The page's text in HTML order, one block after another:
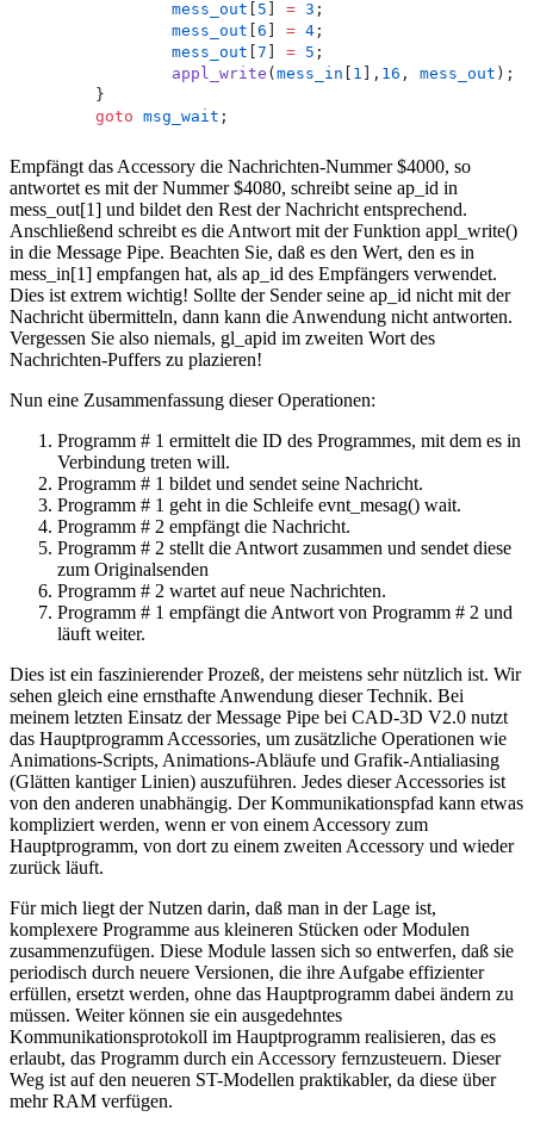
mess_out 5 = 3 ;
mess_out 6 = 4 ;
mess_out 7 = 5 ;
appl_write ( mess_in 1 ], 16 , mess_out );
	}
goto msg_wait ;
Empfängt das Accessory die Nachrichten-Nummer $4000, so
antwortet es mit der Nummer $4080, schreibt seine ap_id in
mess_out[1] und bildet den Rest der Nachricht entsprechend.
Anschließend schreibt es die Antwort mit der Funktion appl_write()
in die Message Pipe. Beachten Sie, daß es den Wert, den es in
mess_in[1] empfangen hat, als ap_id des Empfängers verwendet.
Dies ist extrem wichtig! Sollte der Sender seine ap_id nicht mit der
Nachricht übermitteln, dann kann die Anwendung nicht antworten.
Vergessen Sie also niemals, gl_apid im zweiten Wort des
Nachrichten-Puffers zu plazieren!
Nun eine Zusammenfassung dieser Operationen:
Programm # 1 ermittelt die ID des Programmes, mit dem es in
Verbindung treten will.
Programm # 1 bildet und sendet seine Nachricht.
Programm # 1 geht in die Schleife evnt_mesag() wait.
Programm # 2 empfängt die Nachricht.
Programm # 2 stellt die Antwort zusammen und sendet diese
zum Originalsenden
Programm # 2 wartet auf neue Nachrichten.
Programm # 1 empfängt die Antwort von Programm # 2 und
läuft weiter.
Dies ist ein faszinierender Prozeß, der meistens sehr nützlich ist. Wir
sehen gleich eine ernsthafte Anwendung dieser Technik. Bei
meinem letzten Einsatz der Message Pipe bei CAD-3D V2.0 nutzt
das Hauptprogramm Accessories, um zusätzliche Operationen wie
Animations-Scripts, Animations-Abläufe und Grafik-Antialiasing
(Glätten kantiger Linien) auszuführen. Jedes dieser Accessories ist
von den anderen unabhängig. Der Kommunikationspfad kann etwas
kompliziert werden, wenn er von einem Accessory zum
Hauptprogramm, von dort zu einem zweiten Accessory und wieder
zurück läuft.
Für mich liegt der Nutzen darin, daß man in der Lage ist,
komplexere Programme aus kleineren Stücken oder Modulen
zusammenzufügen. Diese Module lassen sich so entwerfen, daß sie
periodisch durch neuere Versionen, die ihre Aufgabe effizienter
erfüllen, ersetzt werden, ohne das Hauptprogramm dabei ändern zu
müssen. Weiter können sie ein ausgedehntes
Kommunikationsprotokoll im Hauptprogramm realisieren, das es
erlaubt, das Programm durch ein Accessory fernzusteuern. Dieser
Weg ist auf den neueren ST-Modellen praktikabler, da diese über
mehr RAM verfügen.